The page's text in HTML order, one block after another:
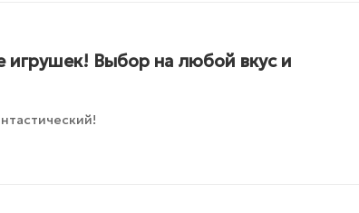
игрушек! Выбор на любой вкус и